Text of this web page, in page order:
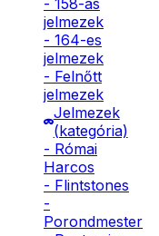
- 158-as
jelmezek
- 164-es
jelmezek
- Felnőtt
jelmezek
Jelmezek
(kategória)
- Római
Harcos
- Flintstones
-
Porondmester